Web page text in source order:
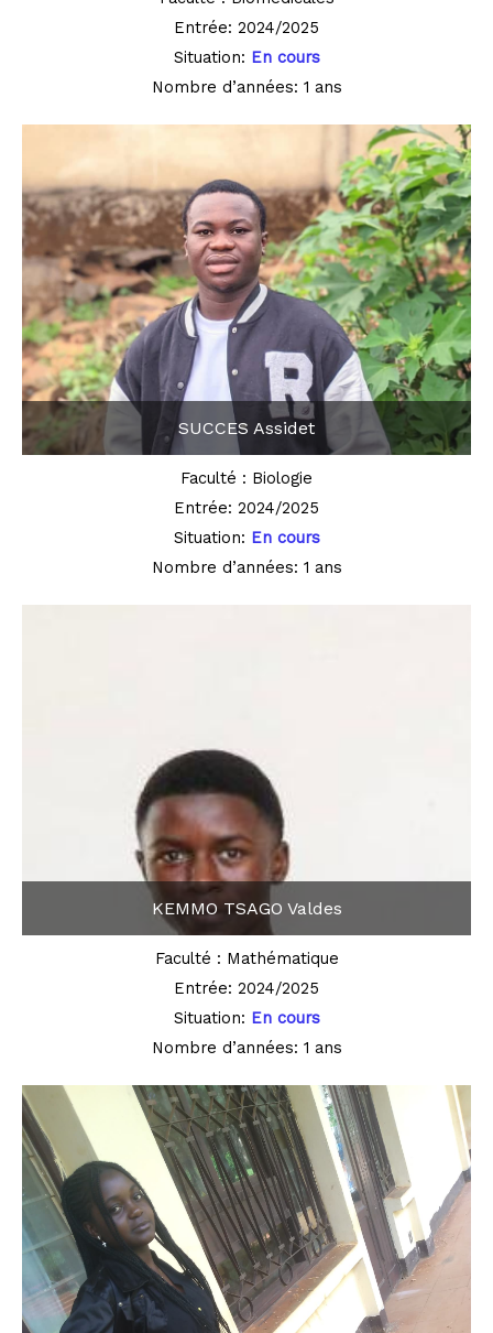
Entrée: 2024/2025
Situation: En cours
Nombre d’années: 1 ans
SUCCES Assidet
Faculté : Biologie
Entrée: 2024/2025
Situation: En cours
Nombre d’années: 1 ans
KEMMO TSAGO Valdes
Faculté : Mathématique
Entrée: 2024/2025
Situation: En cours
Nombre d’années: 1 ans